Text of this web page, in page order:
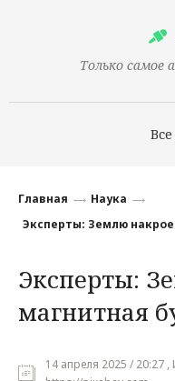
Только самое
Финансы
Наука
Культура
Общество
Главная
Наука
Эксперты: Землю
Эксперты:
магнитная
14 апреля 2025 / 20:27